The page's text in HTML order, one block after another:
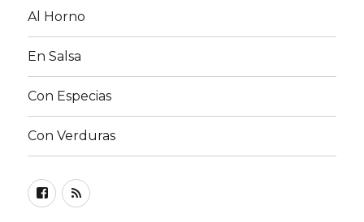
Al Horno
En Salsa
Con Especias
Con Verduras
Facebook
RSS